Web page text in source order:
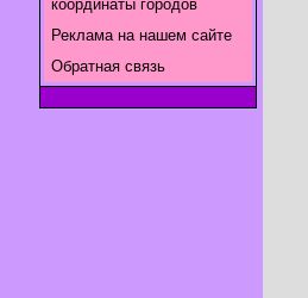
координаты городов
Реклама на нашем сайте
Обратная связь